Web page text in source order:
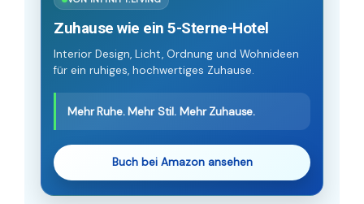
Zuhause wie ein 5-Sterne-Hotel
Interior Design, Licht, Ordnung und Wohnideen
für ein ruhiges, hochwertiges Zuhause.
Mehr Ruhe. Mehr Stil. Mehr Zuhause.
Buch bei Amazon ansehen